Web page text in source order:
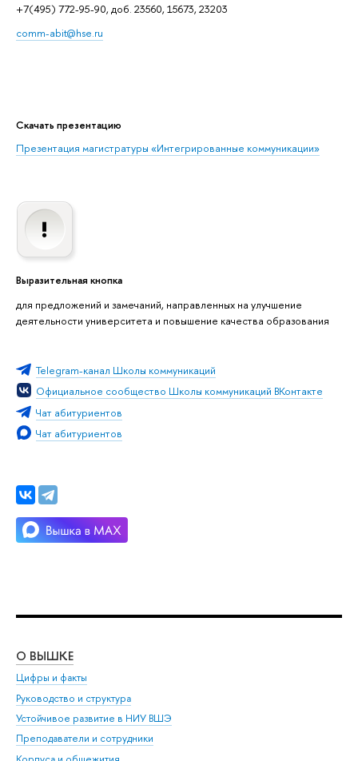
+7(495) 772-95-90, доб. 23560, 15673, 23203
comm-abit@hse.ru
Скачать презентацию
Презентация магистратуры «Интегрированные коммуникации»
Выразительная кнопка
для предложений и замечаний, направленных на улучшение
деятельности университета и повышение качества образования
Telegram-канал Школы коммуникаций
Официальное сообщество Школы коммуникаций ВКонтакте
Чат абитуриентов
Чат абитуриентов
О ВЫШКЕ
Цифры и факты
Руководство и структура
Устойчивое развитие в НИУ ВШЭ
Преподаватели и сотрудники